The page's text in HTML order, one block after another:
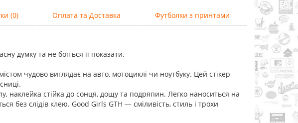
(0) Оплата та Доставка Футболки з принтами
думку та не боїться її показати.
чудово виглядає на авто, мотоциклі чи ноутбуку. Цей стікер
наклейка стійка до сонця, дощу та подряпин. Легко наноситься на
без слідів клею. Good Girls GTH — сміливість, стиль і трохи